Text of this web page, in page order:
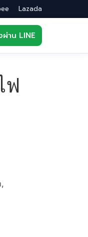
Lazada
ผ่าน LINE
ฟ